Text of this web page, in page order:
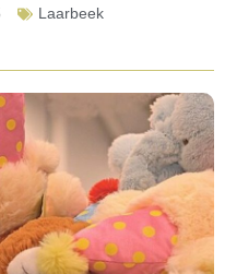
Laarbeek